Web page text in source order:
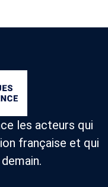
les acteurs qui
française et qui